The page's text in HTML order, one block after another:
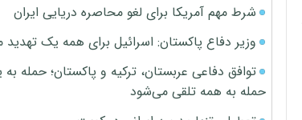
شرط مهم آمریکا برای لغو محاصره دریایی ایران
وزیر دفاع پاکستان: اسرائیل برای همه یک
توافق دفاعی عربستان، ترکیه و پاکستان؛ حمله
حمله به همه تلقی می‌شود